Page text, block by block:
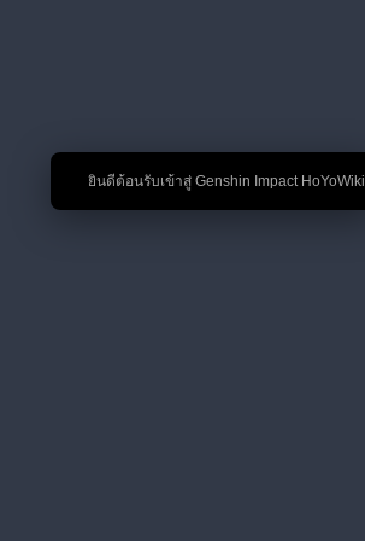
🎉 ยินดีต้อนรับเข้าสู่ Genshin Impact HoYoWiki